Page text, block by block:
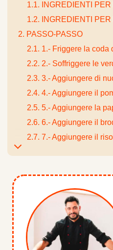
1.1. INGREDIENTI PER
1.2. INGREDIENTI PER
2. PASSO-PASSO
2.1. 1.- Friggere la coda
2.2. 2.- Soffriggere le
2.3. 3.- Aggiungere di
2.4. 4.- Aggiungere il
2.5. 5.- Aggiungere la
2.6. 6.- Aggiungere il
2.7. 7.- Aggiungere il riso
3. La niña valenciana